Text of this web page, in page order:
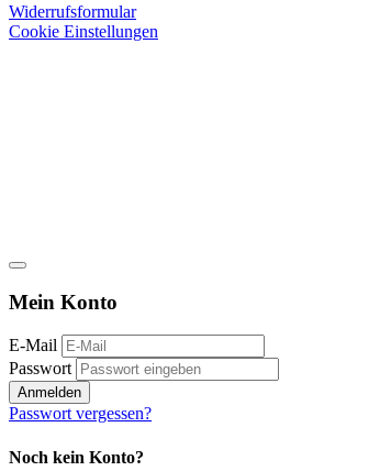
Widerrufsformular
Cookie Einstellungen
Mein Konto
E-Mail
Passwort
Anmelden
Passwort vergessen?
Noch kein Konto?